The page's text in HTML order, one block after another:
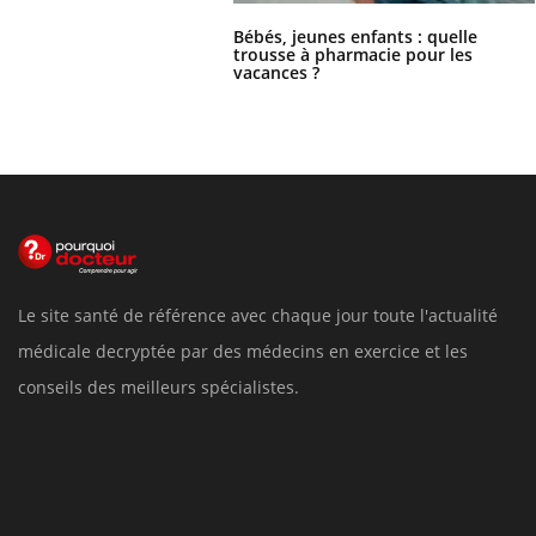
Bébés, jeunes enfants : quelle
trousse à pharmacie pour les
vacances ?